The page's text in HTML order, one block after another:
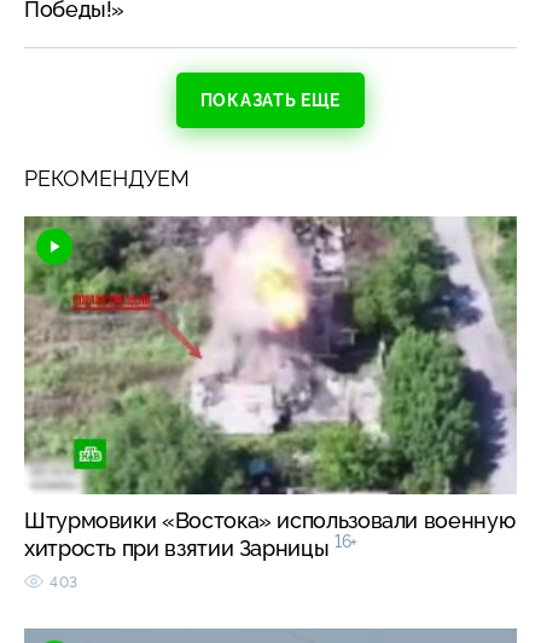
Победы!»
ПОКАЗАТЬ ЕЩЕ
РЕКОМЕНДУЕМ
Штурмовики «Востока» использовали военную
хитрость при взятии Зарницы 16+
403